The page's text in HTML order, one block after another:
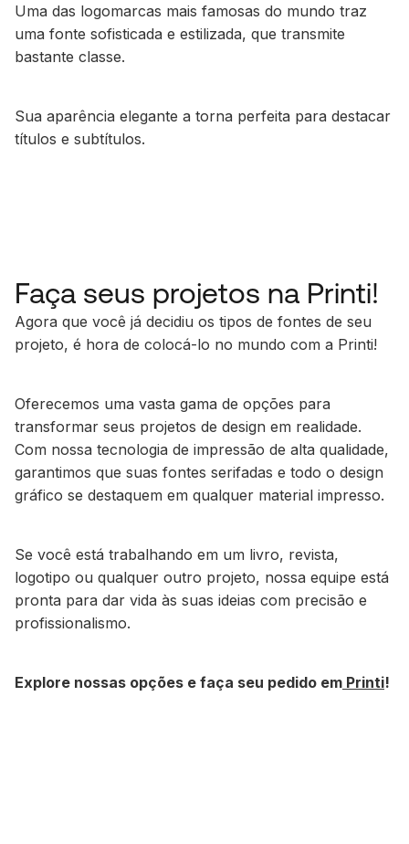
Uma das logomarcas mais famosas do mundo traz
uma fonte sofisticada e estilizada, que transmite
bastante classe.
Sua aparência elegante a torna perfeita para destacar
títulos e subtítulos.
Faça seus projetos na Printi!
Agora que você já decidiu os tipos de fontes de seu
projeto, é hora de colocá-lo no mundo com a Printi!
Oferecemos uma vasta gama de opções para
transformar seus projetos de design em realidade.
Com nossa tecnologia de impressão de alta qualidade,
garantimos que suas fontes serifadas e todo o design
gráfico se destaquem em qualquer material impresso.
Se você está trabalhando em um livro, revista,
logotipo ou qualquer outro projeto, nossa equipe está
pronta para dar vida às suas ideias com precisão e
profissionalismo.
Explore nossas opções e faça seu pedido em Printi!